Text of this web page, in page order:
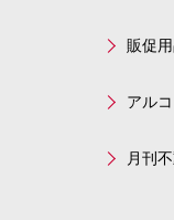
販促
アル
月刊